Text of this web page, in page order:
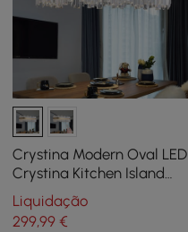
Crystina Modern Oval LED
Crystina Kitchen Island
Latão claro com tubos em
forma de tubos
Liquidação
299,99 €